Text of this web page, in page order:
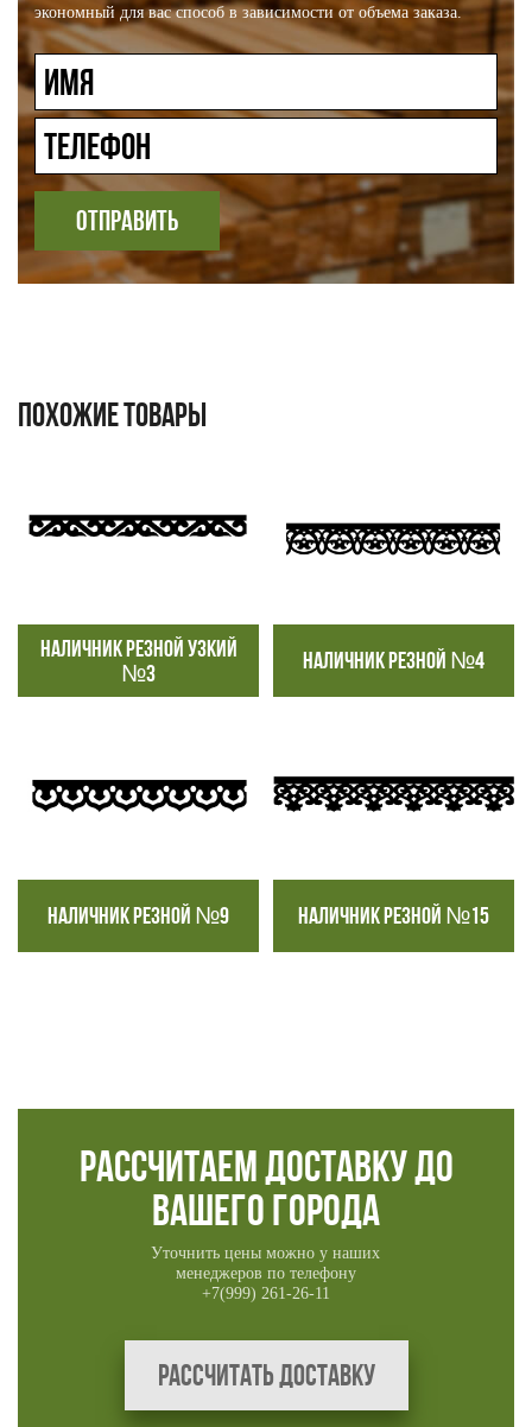
экономный для вас способ в зависимости от объема заказа.
ПОХОЖИЕ ТОВАРЫ
НАЛИЧНИК РЕЗНОЙ УЗКИЙ
№3
НАЛИЧНИК РЕЗНОЙ №4
НАЛИЧНИК РЕЗНОЙ №9 НАЛИЧНИК РЕЗНОЙ №15
Рассчитаем доставку до
вашего города
Уточнить цены можно у наших
менеджеров по телефону
+7(999) 261-26-11
Рассчитать доставку